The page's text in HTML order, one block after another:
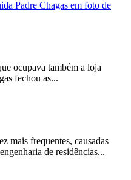
ocupava também a loja
fechou as...
mais frequentes, causadas
de residências...